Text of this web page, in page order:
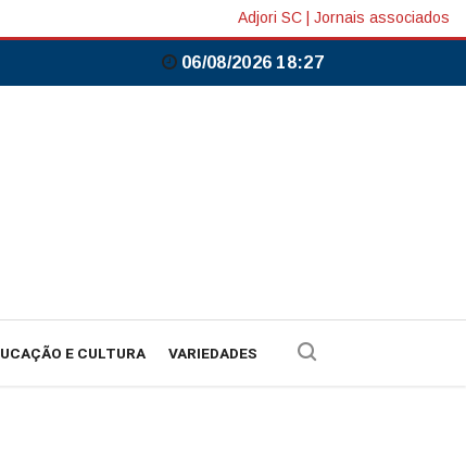
Adjori SC Jornais associados
06/08/2026 18:27
E CULTURA VARIEDADES